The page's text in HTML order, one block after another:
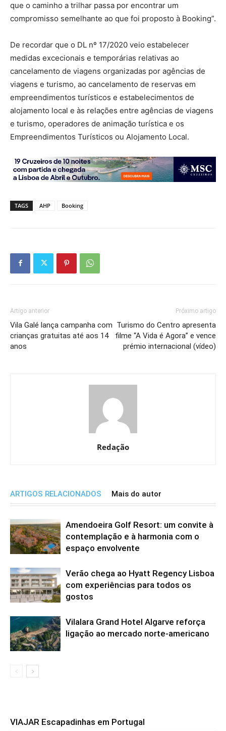
que o caminho a trilhar passa por encontrar um
compromisso semelhante ao que foi proposto à Booking”.
De recordar que o DL nº 17/2020 veio estabelecer
medidas excecionais e temporárias relativas ao
cancelamento de viagens organizadas por agências de
viagens e turismo, ao cancelamento de reservas em
empreendimentos turísticos e estabelecimentos de
alojamento local e às relações entre agências de viagens
e turismo, operadores de animação turística e os
Empreendimentos Turísticos ou Alojamento Local.
TAGS AHP Booking
Artigo anterior
Vila Galé lança campanha com
crianças gratuitas até aos 14
anos
Próximo artigo
Turismo do Centro apresenta
filme “A Vida é Agora” e vence
prémio internacional (vídeo)
Redação
ARTIGOS RELACIONADOS Mais do autor
Amendoeira Golf Resort: um convite à
contemplação e à harmonia com o
espaço envolvente
Verão chega ao Hyatt Regency Lisboa
com experiências para todos os
gostos
Vilalara Grand Hotel Algarve reforça
ligação ao mercado norte-americano
VIAJAR Escapadinhas em Portugal